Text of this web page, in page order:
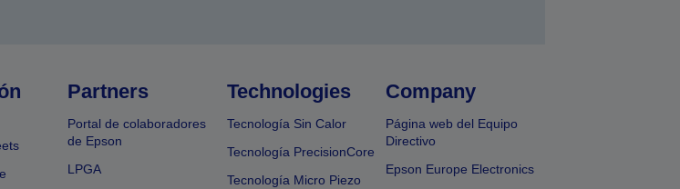
Partners
Portal de colaboradores
de Epson
LPGA
Technologies
Tecnología Sin Calor
Tecnología PrecisionCore
Tecnología Micro Piezo
Company
Página web del Equipo
Directivo
Epson Europe Electronics